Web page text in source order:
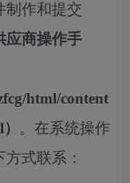
制作和提交
应商操作手
html/content
） 。在系统操作
式联系：